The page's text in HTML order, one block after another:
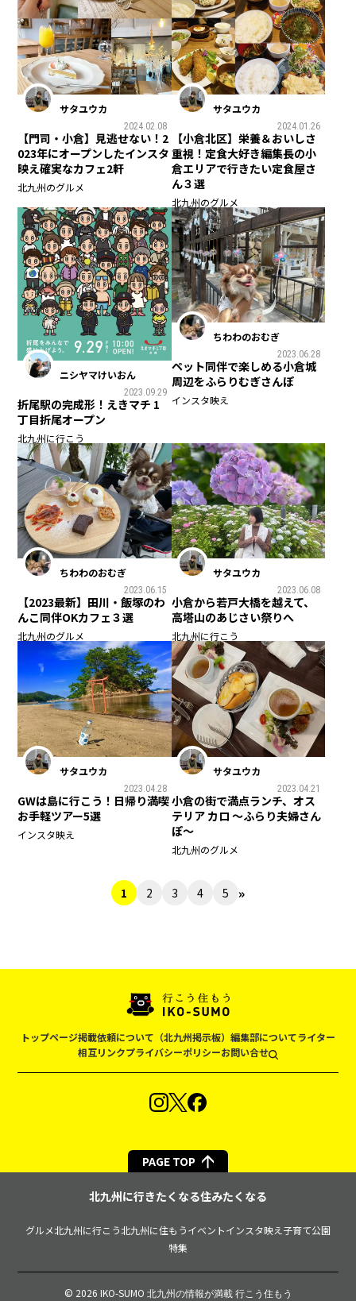
サタユウカ
2024.02.08
【門司・小倉】見逃せない！2
023年にオープンしたインスタ
映え確実なカフェ2軒
北九州のグルメ
サタユウカ
2024.01.26
【小倉北区】栄養＆おいしさ
重視！定食大好き編集長の小
倉エリアで行きたい定食屋さ
ん３選
北九州のグルメ
ニシヤマけいおん
2023.09.29
折尾駅の完成形！えきマチ 1
丁目折尾オープン
北九州に行こう
ちわわのおむぎ
2023.06.28
ペット同伴で楽しめる小倉城
周辺をふらりむぎさんぽ
インスタ映え
ちわわのおむぎ
2023.06.15
【2023最新】田川・飯塚のわ
んこ同伴OKカフェ３選
北九州のグルメ
サタユウカ
2023.06.08
小倉から若戸大橋を越えて、
高塔山のあじさい祭りへ
北九州に行こう
サタユウカ
2023.04.28
GWは島に行こう！日帰り満喫
お手軽ツアー5選
インスタ映え
サタユウカ
2023.04.21
小倉の街で満点ランチ、オス
テリア カロ 〜ふらり夫婦さん
ぽ〜
北九州のグルメ
1 2 3 4 5 »
トップページ掲載依頼について（北九州掲示板） 編集部についてライター
相互リンクプライバシーポリシーお問い合せ
PAGE TOP
北九州に行きたくなる住みたくなる
グルメ北九州に行こう北九州に住もうイベントインスタ映え子育て公園
特集
© 2026 IKO-SUMO 北九州の情報が満載 行こう住もう